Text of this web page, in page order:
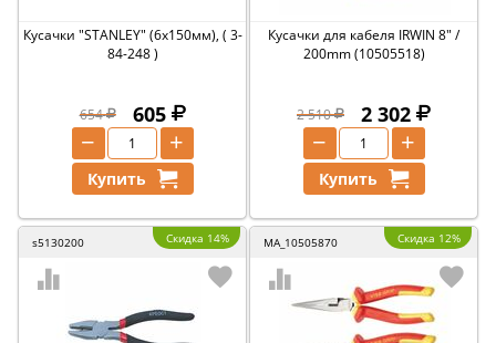
Кусачки "STANLEY" (6х150мм), ( 3-
84-248 )
654 605
+
−
Купить
Кусачки для кабеля IRWIN 8" /
200mm (10505518)
2 510 2 302
+
−
Купить
s5130200 Скидка 14% MA_10505870 Скидка 12%